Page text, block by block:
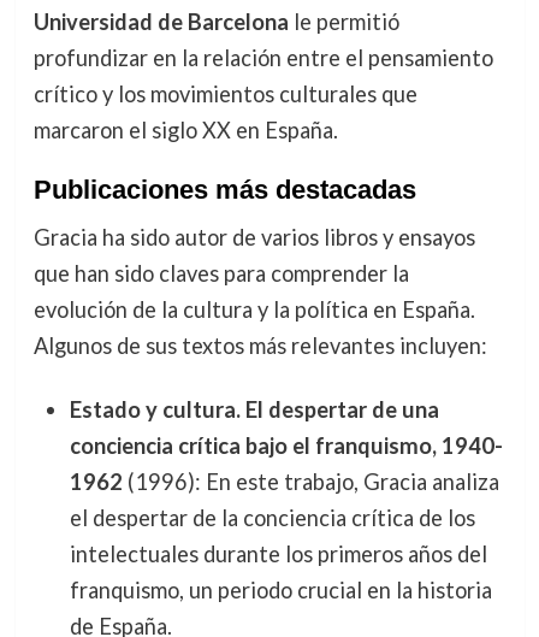
Universidad de Barcelona le permitió
profundizar en la relación entre el pensamiento
crítico y los movimientos culturales que
marcaron el siglo XX en España.
Publicaciones más destacadas
Gracia ha sido autor de varios libros y ensayos
que han sido claves para comprender la
evolución de la cultura y la política en España.
Algunos de sus textos más relevantes incluyen:
Estado y cultura. El despertar de una
conciencia crítica bajo el franquismo, 1940-
1962 (1996): En este trabajo, Gracia analiza
el despertar de la conciencia crítica de los
intelectuales durante los primeros años del
franquismo, un periodo crucial en la historia
de España.